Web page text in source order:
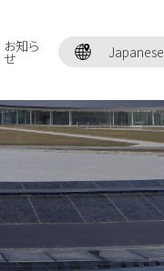
お知ら
せ Japanese